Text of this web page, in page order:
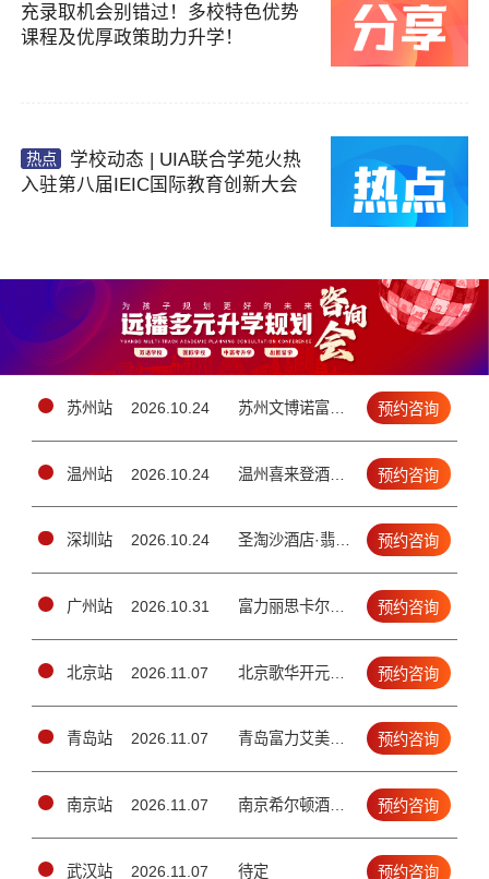
充录取机会别错过！多校特色优势
课程及优厚政策助力升学！
热点
学校动态 | UIA联合学苑火热
入驻第八届IEIC国际教育创新大会
苏州站 2026.10.24 苏州文博诺富特酒店1楼玲珑厅（苏州吴中区工业园区苏州大道东688号） 预约咨询
温州站 2026.10.24 温州喜来登酒店四楼锦绣厅（（温州市车站大道292号）） 预约咨询
深圳站 2026.10.24 圣淘沙酒店·翡翠店4楼宴会厅（南山区金鸡路1号） 预约咨询
广州站 2026.10.31 富力丽思卡尔顿酒店2楼宴会厅（天河区珠江新城兴安路3号） 预约咨询
北京站 2026.11.07 北京歌华开元大酒店二层国际新闻大厅（北三环鼓楼外大街19号） 预约咨询
青岛站 2026.11.07 青岛富力艾美酒店五层大宴会厅（青岛市市北区延吉路112号） 预约咨询
南京站 2026.11.07 南京希尔顿酒店·3楼颂庭1/2厅(南京市建邺区江东中路100号) 预约咨询
武汉站 2026.11.07 待定 预约咨询